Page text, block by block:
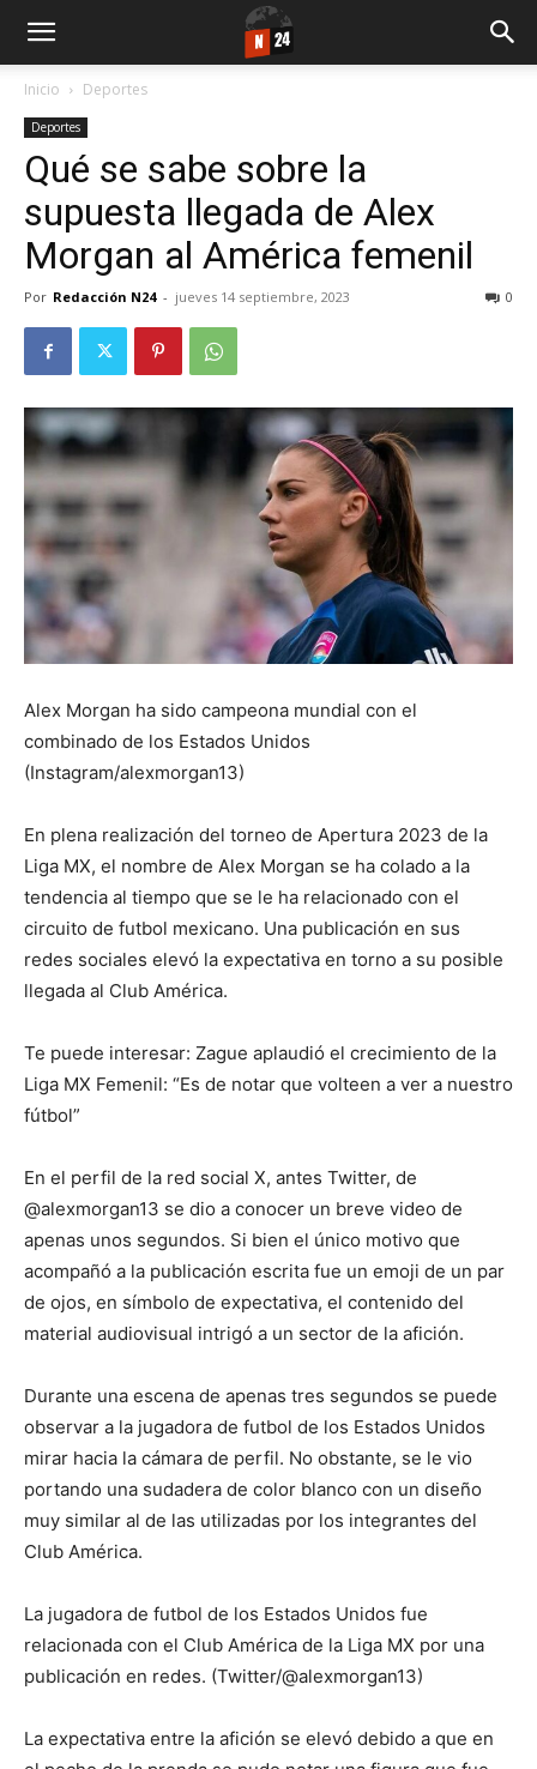
Inicio Deportes
Deportes
Qué se sabe sobre la
supuesta llegada de Alex
Morgan al América femenil
Por Redacción N24 - jueves 14 septiembre, 2023 0
Alex Morgan ha sido campeona mundial con el
combinado de los Estados Unidos
(Instagram/alexmorgan13)
En plena realización del torneo de Apertura 2023 de la
Liga MX, el nombre de Alex Morgan se ha colado a la
tendencia al tiempo que se le ha relacionado con el
circuito de futbol mexicano. Una publicación en sus
redes sociales elevó la expectativa en torno a su posible
llegada al Club América.
Te puede interesar: Zague aplaudió el crecimiento de la
Liga MX Femenil: “Es de notar que volteen a ver a nuestro
fútbol”
En el perfil de la red social X, antes Twitter, de
@alexmorgan13 se dio a conocer un breve video de
apenas unos segundos. Si bien el único motivo que
acompañó a la publicación escrita fue un emoji de un par
de ojos, en símbolo de expectativa, el contenido del
material audiovisual intrigó a un sector de la afición.
Durante una escena de apenas tres segundos se puede
observar a la jugadora de futbol de los Estados Unidos
mirar hacia la cámara de perfil. No obstante, se le vio
portando una sudadera de color blanco con un diseño
muy similar al de las utilizadas por los integrantes del
Club América.
La jugadora de futbol de los Estados Unidos fue
relacionada con el Club América de la Liga MX por una
publicación en redes. (Twitter/@alexmorgan13)
La expectativa entre la afición se elevó debido a que en